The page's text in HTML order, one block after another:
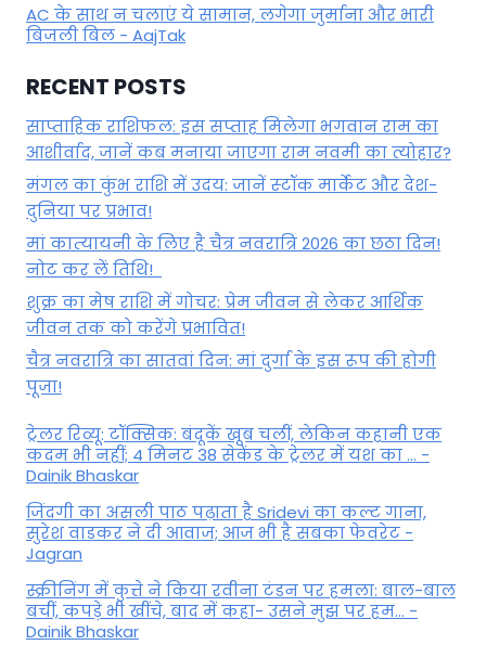
AC के साथ न चलाएं ये सामान, लगेगा जुर्माना और भारी
बिजली बिल - AajTak
RECENT POSTS
साप्ताहिक राशिफल: इस सप्ताह मिलेगा भगवान राम का
आशीर्वाद, जानें कब मनाया जाएगा राम नवमी का त्योहार?
मंगल का कुंभ राशि में उदय: जानें स्‍टॉक मार्केट और देश-
दुनिया पर प्रभाव!
मां कात्‍यायनी के लिए है चैत्र नवरात्रि 2026 का छठा दिन!
नोट कर लें तिथि!
शुक्र का मेष राशि में गोचर: प्रेम जीवन से लेकर आर्थिक
जीवन तक को करेंगे प्रभावित!
चैत्र नवरात्रि का सातवां दिन: मां दुर्गा के इस रूप की होगी
पूजा!
ट्रेलर रिव्यू: टॉक्सिक: बंदूकें खूब चलीं, लेकिन कहानी एक
कदम भी नहीं; 4 मिनट 38 सेकेंड के ट्रेलर में यश का ... -
Dainik Bhaskar
जिंदगी का असली पाठ पढ़ाता है Sridevi का कल्ट गाना,
सुरेश वाडकर ने दी आवाज; आज भी है सबका फेवरेट -
Jagran
स्क्रीनिंग में कुत्ते ने किया रवीना टंडन पर हमला: बाल-बाल
बचीं, कपड़े भी खींचे, बाद में कहा- उसने मुझ पर हम... -
Dainik Bhaskar